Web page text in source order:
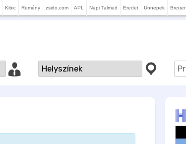
Kibic Remény zsido.com APL Napi Talmud Eredet Ünnepek Breuer